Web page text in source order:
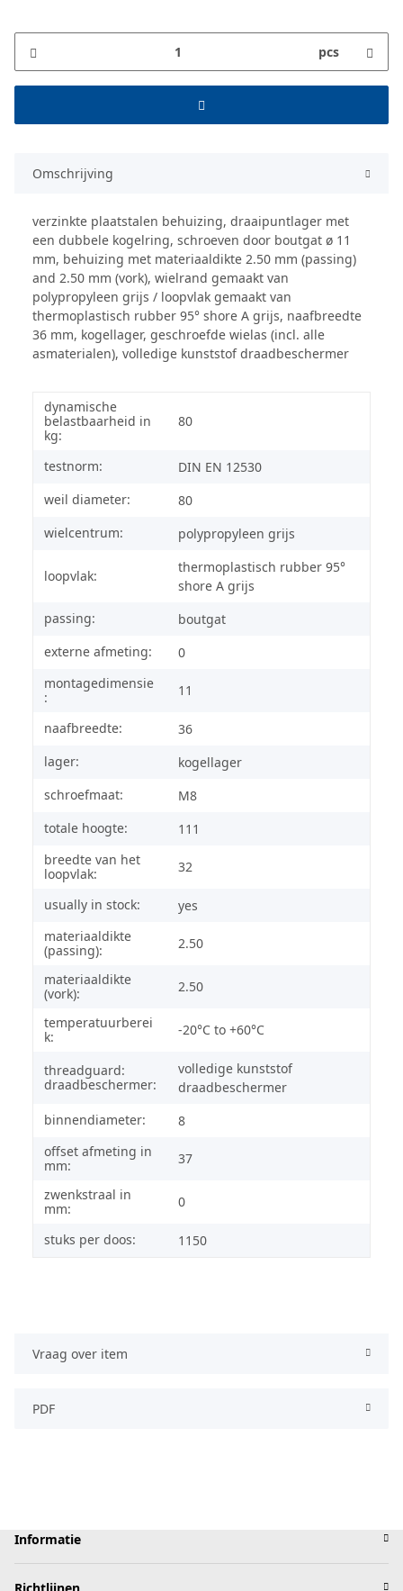
pcs
Omschrijving
verzinkte plaatstalen behuizing, draaipuntlager met
een dubbele kogelring, schroeven door boutgat ø 11
mm, behuizing met materiaaldikte 2.50 mm (passing)
and 2.50 mm (vork), wielrand gemaakt van
polypropyleen grijs / loopvlak gemaakt van
thermoplastisch rubber 95° shore A grijs, naafbreedte
36 mm, kogellager, geschroefde wielas (incl. alle
asmaterialen), volledige kunststof draadbeschermer
dynamische
belastbaarheid in
kg:
80
testnorm:
DIN EN 12530
weil diameter:
80
wielcentrum:
polypropyleen grijs
loopvlak:
thermoplastisch rubber 95°
shore A grijs
passing:
boutgat
externe afmeting:
0
montagedimensie
:
11
naafbreedte:
36
lager:
kogellager
schroefmaat:
M8
totale hoogte:
111
breedte van het
loopvlak:
32
usually in stock:
yes
materiaaldikte
(passing):
2.50
materiaaldikte
(vork):
2.50
temperatuurberei
k:
-20°C to +60°C
threadguard:
draadbeschermer:
volledige kunststof
draadbeschermer
binnendiameter:
8
offset afmeting in
mm:
37
zwenkstraal in
mm:
0
stuks per doos: 1150
Vraag over item
PDF
Informatie